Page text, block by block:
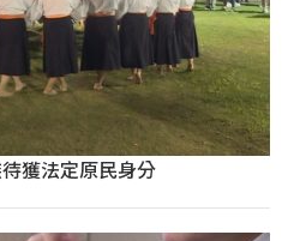
獲法定原民身分